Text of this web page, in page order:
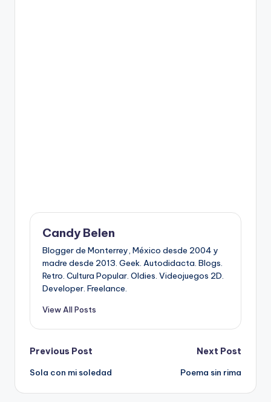
Candy Belen
Blogger de Monterrey, México desde 2004 y
madre desde 2013. Geek. Autodidacta. Blogs.
Retro. Cultura Popular. Oldies. Videojuegos 2D.
Developer. Freelance.
View All Posts
Post
navigation
Previous Post
Sola con mi soledad
Next Post
Poema sin rima